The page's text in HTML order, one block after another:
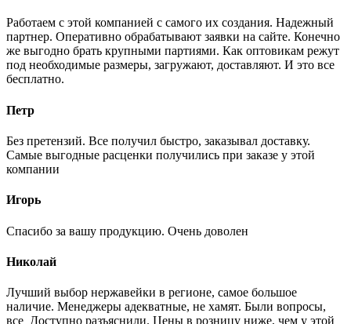
Работаем с этой компанией с самого их создания. Надежный
партнер. Оперативно обрабатывают заявки на сайте. Конечно
же выгодно брать крупными партиями. Как оптовикам режут
под необходимые размеры, загружают, доставляют. И это все
бесплатно.
Петр
Без претензий. Все получил быстро, заказывал доставку.
Самые выгодные расценки получились при заказе у этой
компании
Игорь
Спасибо за вашу продукцию. Очень доволен
Николай
Лучший выбор нержавейки в регионе, самое большое
наличие. Менеджеры адекватные, не хамят. Были вопросы,
все Доступно разъяснили. Цены в розницу ниже, чем у этой